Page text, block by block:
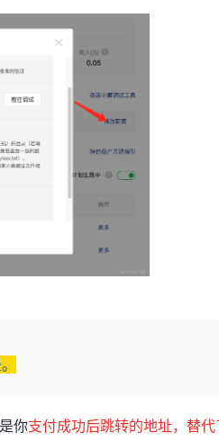
你支付成功后跳转的地址，替代